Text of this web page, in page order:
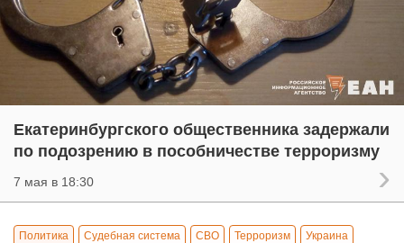
Екатеринбургского общественника задержали
по подозрению в пособничестве терроризму
7 мая в 18:30
Политика Судебная система СВО Терроризм Украина